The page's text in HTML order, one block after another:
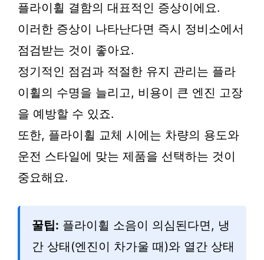
플라이휠 결함의 대표적인 증상이에요.
이러한 증상이 나타난다면 즉시 정비소에서
점검받는 것이 좋아요.
정기적인 점검과 적절한 유지 관리는 플라
이휠의 수명을 늘리고, 비용이 큰 엔진 고장
을 예방할 수 있죠.
또한, 플라이휠 교체 시에는 차량의 용도와
운전 스타일에 맞는 제품을 선택하는 것이
중요해요.
꿀팁: 플라이휠 소음이 의심된다면, 냉
간 상태(엔진이 차가울 때)와 열간 상태